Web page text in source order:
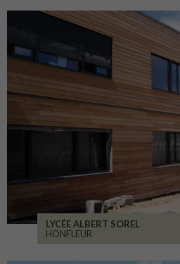
LYCÉE ALBERT SOREL
HONFLEUR